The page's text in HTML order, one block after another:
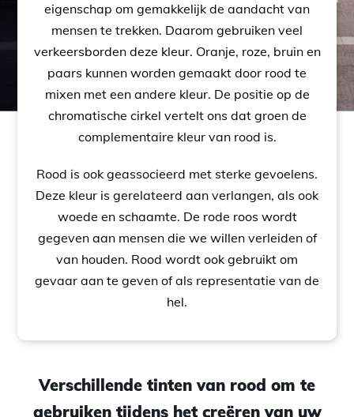
eigenschap om gemakkelijk de aandacht van
mensen te trekken. Daarom gebruiken veel
verkeersborden deze kleur. Oranje, roze, bruin en
paars kunnen worden gemaakt door rood te
mixen met een andere kleur. De positie op de
chromatische cirkel vertelt ons dat groen de
complementaire kleur van rood is.
Rood is ook geassocieerd met sterke gevoelens.
Deze kleur is gerelateerd aan verlangen, als ook
woede en schaamte. De rode roos wordt
gegeven aan mensen die we willen verleiden of
van houden. Rood wordt ook gebruikt om
gevaar aan te geven of als representatie van de
hel.
Verschillende tinten van rood om te
gebruiken tijdens het creëren van uw